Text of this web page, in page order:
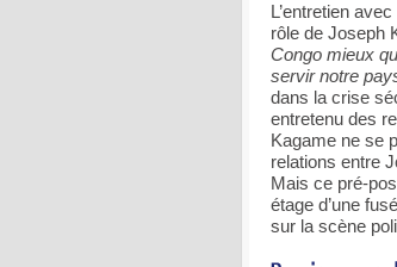
L’entretien
rôle de Joseph
Congo mieux
servir notre
dans la crise
entretenu des
Kagame ne se
relations entre
Mais ce pré-
étage d’une
sur la scène